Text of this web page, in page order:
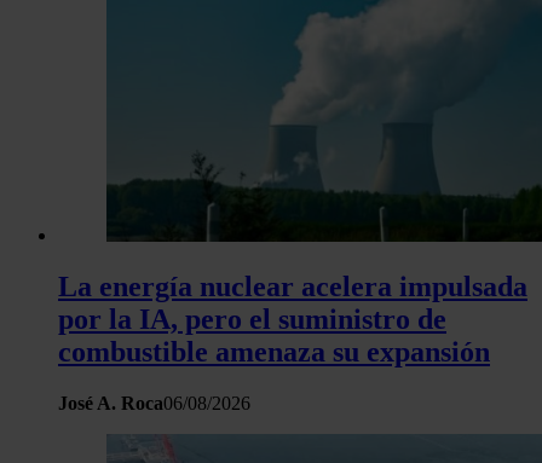
La energía nuclear acelera impulsada
por la IA, pero el suministro de
combustible amenaza su expansión
José A. Roca06/08/2026